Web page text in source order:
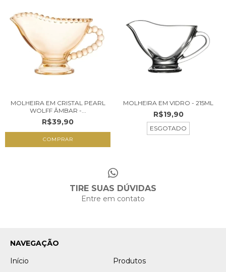
MOLHEIRA EM CRISTAL PEARL
WOLFF ÂMBAR -...
R$39,90
COMPRAR
MOLHEIRA EM VIDRO - 215ML
R$19,90
ESGOTADO
TIRE SUAS DÚVIDAS
Entre em contato
NAVEGAÇÃO
Início
Produtos